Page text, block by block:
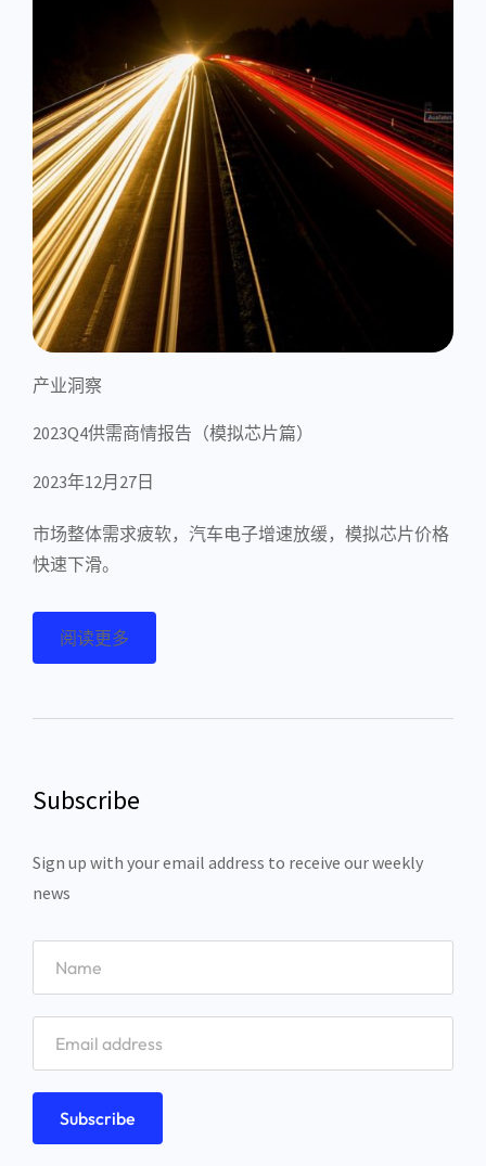
产业洞察
2023Q4供需商情报告（模拟芯片篇）
2023年12月27日
市场整体需求疲软，汽车电子增速放缓，模拟芯片价格
快速下滑。
阅读更多
Subscribe
Sign up with your email address to receive our weekly
news